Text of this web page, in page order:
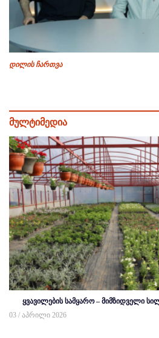
დილის ჩართვა
მულტიმედია
ყვავილების სამყარო – მიმზიდველი
03 / აპრილი 2026